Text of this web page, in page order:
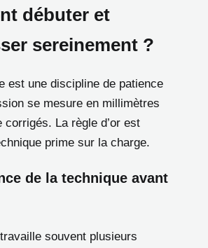
débuter et
sereinement ?
est une discipline de patience
se mesure en millimètres
corrigés. La règle d’or est
prime sur la charge.
de la technique avant
souvent plusieurs